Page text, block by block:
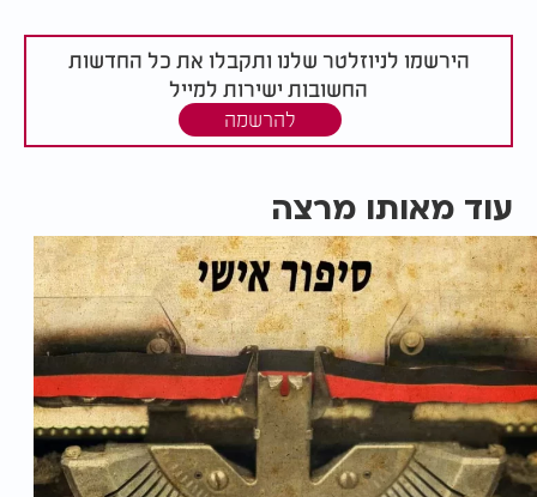
הירשמו לניוזלטר שלנו ותקבלו את כל החדשות
החשובות ישירות למייל
להרשמה
עוד מאותו מרצה